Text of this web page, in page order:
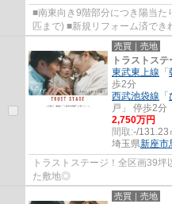
■南東向き9階部分につき陽当た
匹まで) ■新規リフォーム済で
らしをサポート ■買い物に便利
売買｜売地
トラストス
東武東上線 「
歩2分
西武池袋線 「
戸」 停歩2分
2,750万円
間取:-/131.23
埼玉県新座市
トラストステージ！全区画39
た敷地◎
売買｜売地